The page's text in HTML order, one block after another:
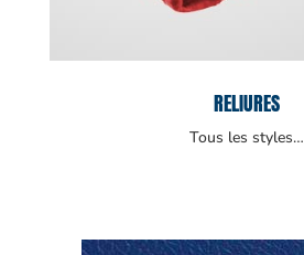
RELIURES
Tous les styles…